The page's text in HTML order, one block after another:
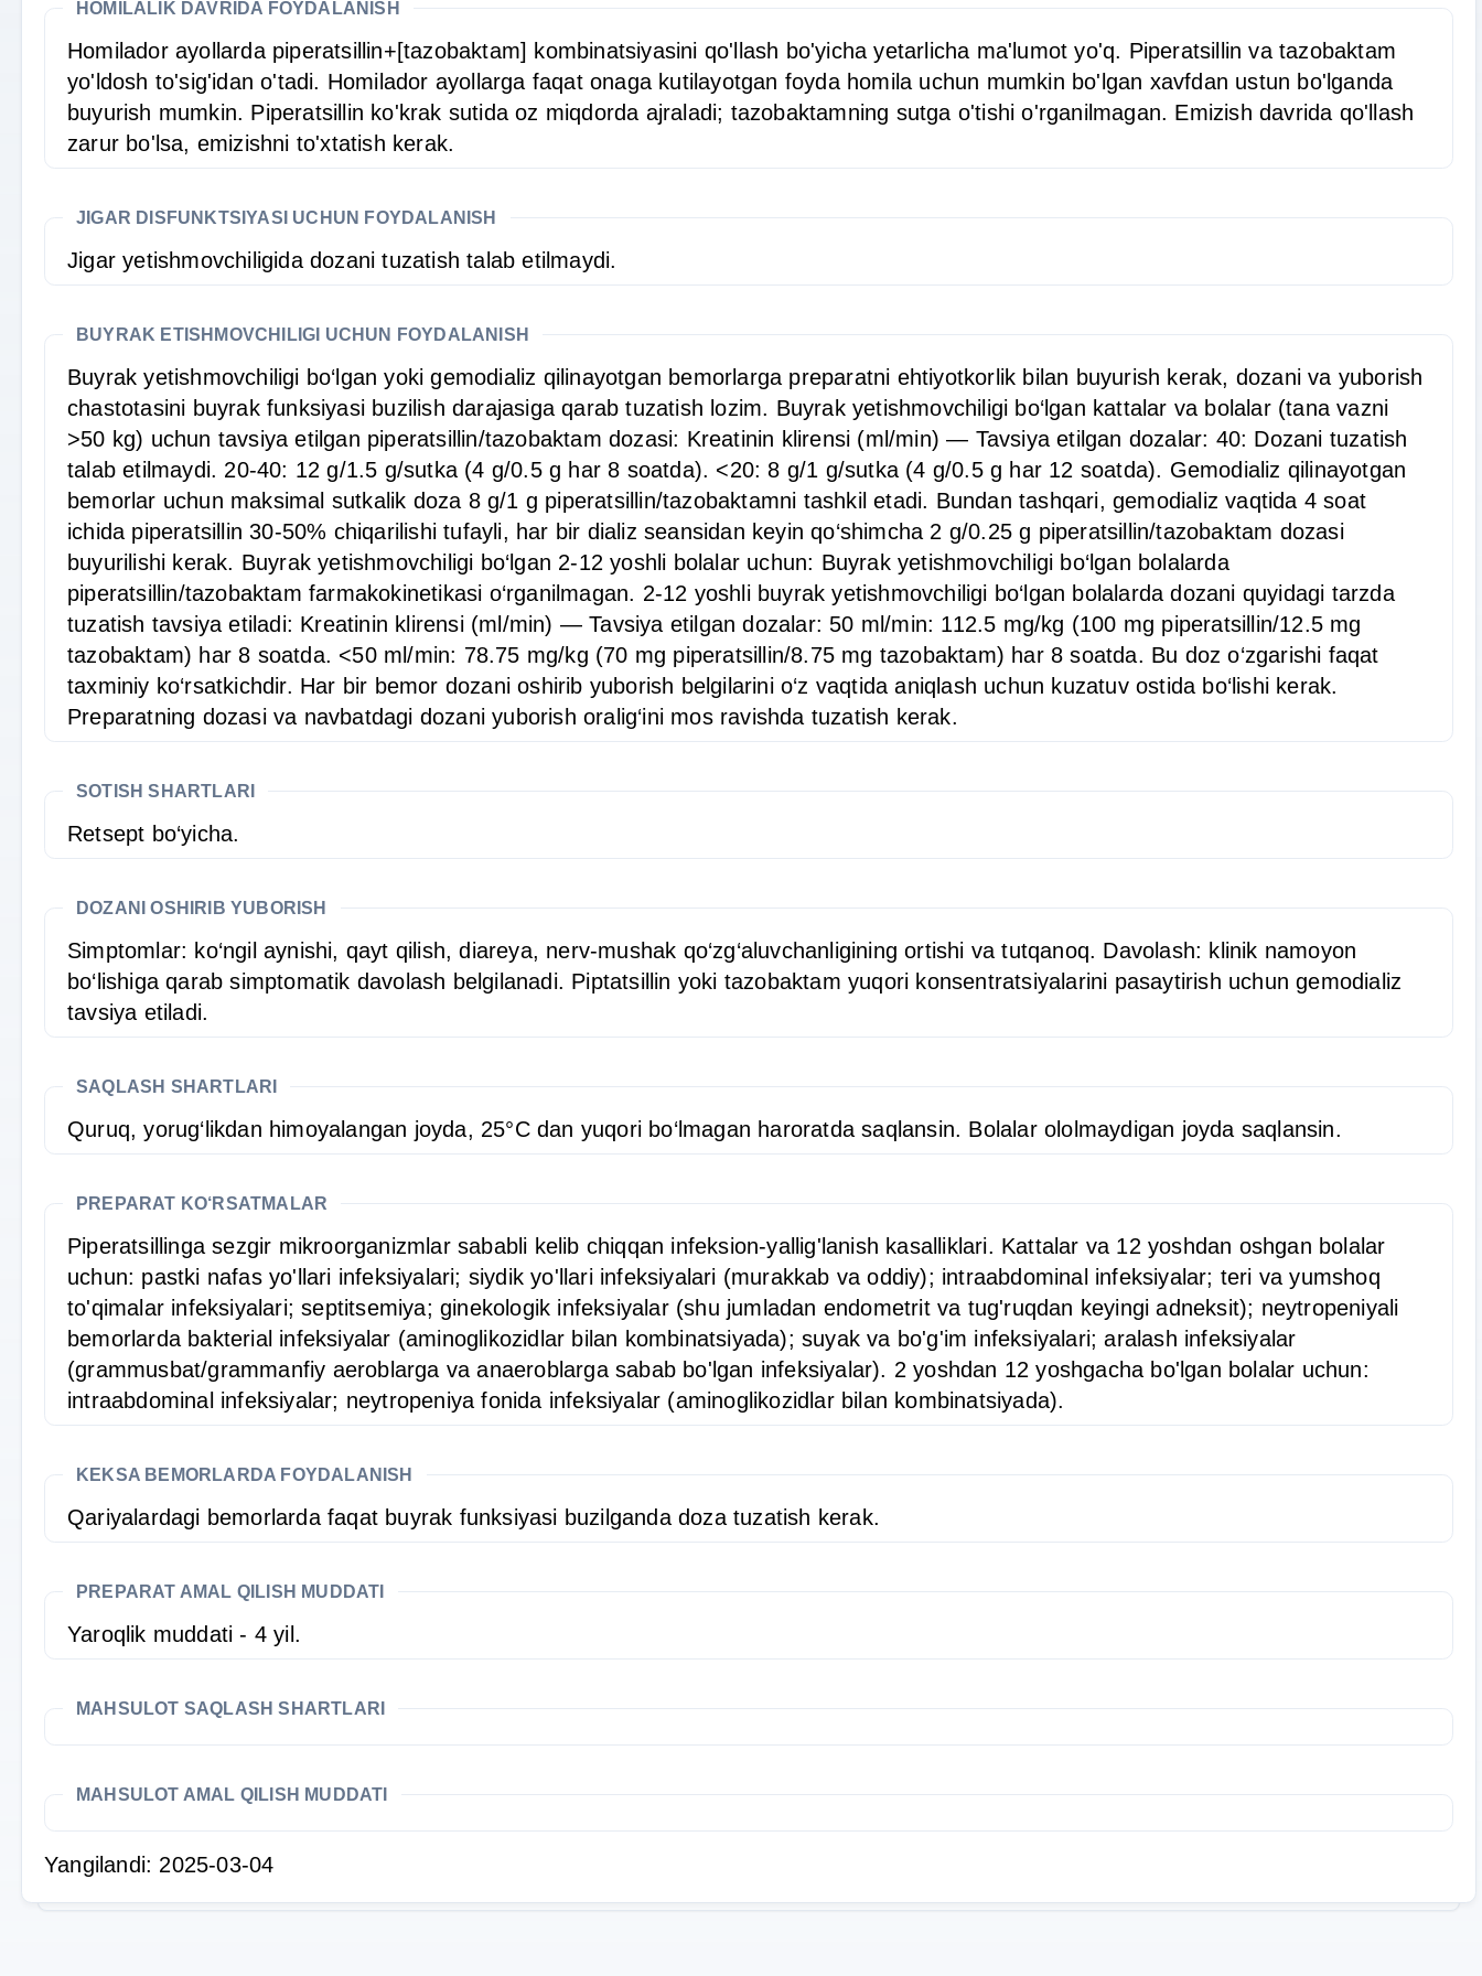
HOMILALIK DAVRIDA FOYDALANISH
Homilador ayollarda piperatsillin+[tazobaktam] kombinatsiyasini qo'llash bo'yicha yetarlicha ma'lumot yo'q. Piperatsillin va tazobaktam
yo'ldosh to'sig'idan o'tadi. Homilador ayollarga faqat onaga kutilayotgan foyda homila uchun mumkin bo'lgan xavfdan ustun bo'lganda
buyurish mumkin. Piperatsillin ko'krak sutida oz miqdorda ajraladi; tazobaktamning sutga o'tishi o'rganilmagan. Emizish davrida qo'llash
zarur bo'lsa, emizishni to'xtatish kerak.
JIGAR DISFUNKTSIYASI UCHUN FOYDALANISH
Jigar yetishmovchiligida dozani tuzatish talab etilmaydi.
BUYRAK ETISHMOVCHILIGI UCHUN FOYDALANISH
Buyrak yetishmovchiligi bo‘lgan yoki gemodializ qilinayotgan bemorlarga preparatni ehtiyotkorlik bilan buyurish kerak, dozani va yuborish
chastotasini buyrak funksiyasi buzilish darajasiga qarab tuzatish lozim. Buyrak yetishmovchiligi bo‘lgan kattalar va bolalar (tana vazni
>50 kg) uchun tavsiya etilgan piperatsillin/tazobaktam dozasi: Kreatinin klirensi (ml/min) — Tavsiya etilgan dozalar: 40: Dozani tuzatish
talab etilmaydi. 20-40: 12 g/1.5 g/sutka (4 g/0.5 g har 8 soatda). <20: 8 g/1 g/sutka (4 g/0.5 g har 12 soatda). Gemodializ qilinayotgan
bemorlar uchun maksimal sutkalik doza 8 g/1 g piperatsillin/tazobaktamni tashkil etadi. Bundan tashqari, gemodializ vaqtida 4 soat
ichida piperatsillin 30-50% chiqarilishi tufayli, har bir dializ seansidan keyin qo‘shimcha 2 g/0.25 g piperatsillin/tazobaktam dozasi
buyurilishi kerak. Buyrak yetishmovchiligi bo‘lgan 2-12 yoshli bolalar uchun: Buyrak yetishmovchiligi bo‘lgan bolalarda
piperatsillin/tazobaktam farmakokinetikasi o‘rganilmagan. 2-12 yoshli buyrak yetishmovchiligi bo‘lgan bolalarda dozani quyidagi tarzda
tuzatish tavsiya etiladi: Kreatinin klirensi (ml/min) — Tavsiya etilgan dozalar: 50 ml/min: 112.5 mg/kg (100 mg piperatsillin/12.5 mg
tazobaktam) har 8 soatda. <50 ml/min: 78.75 mg/kg (70 mg piperatsillin/8.75 mg tazobaktam) har 8 soatda. Bu doz o‘zgarishi faqat
taxminiy ko‘rsatkichdir. Har bir bemor dozani oshirib yuborish belgilarini o‘z vaqtida aniqlash uchun kuzatuv ostida bo‘lishi kerak.
Preparatning dozasi va navbatdagi dozani yuborish oralig‘ini mos ravishda tuzatish kerak.
SOTISH SHARTLARI
Retsept bo‘yicha.
DOZANI OSHIRIB YUBORISH
Simptomlar: ko‘ngil aynishi, qayt qilish, diareya, nerv-mushak qo‘zg‘aluvchanligining ortishi va tutqanoq. Davolash: klinik namoyon
bo‘lishiga qarab simptomatik davolash belgilanadi. Piptatsillin yoki tazobaktam yuqori konsentratsiyalarini pasaytirish uchun gemodializ
tavsiya etiladi.
SAQLASH SHARTLARI
Quruq, yorug‘likdan himoyalangan joyda, 25°C dan yuqori bo‘lmagan haroratda saqlansin. Bolalar ololmaydigan joyda saqlansin.
PREPARAT KO‘RSATMALAR
Piperatsillinga sezgir mikroorganizmlar sababli kelib chiqqan infeksion-yallig'lanish kasalliklari. Kattalar va 12 yoshdan oshgan bolalar
uchun: pastki nafas yo'llari infeksiyalari; siydik yo'llari infeksiyalari (murakkab va oddiy); intraabdominal infeksiyalar; teri va yumshoq
to'qimalar infeksiyalari; septitsemiya; ginekologik infeksiyalar (shu jumladan endometrit va tug'ruqdan keyingi adneksit); neytropeniyali
bemorlarda bakterial infeksiyalar (aminoglikozidlar bilan kombinatsiyada); suyak va bo'g'im infeksiyalari; aralash infeksiyalar
(grammusbat/grammanfiy aeroblarga va anaeroblarga sabab bo'lgan infeksiyalar). 2 yoshdan 12 yoshgacha bo'lgan bolalar uchun:
intraabdominal infeksiyalar; neytropeniya fonida infeksiyalar (aminoglikozidlar bilan kombinatsiyada).
KEKSA BEMORLARDA FOYDALANISH
Qariyalardagi bemorlarda faqat buyrak funksiyasi buzilganda doza tuzatish kerak.
PREPARAT AMAL QILISH MUDDATI
Yaroqlik muddati - 4 yil.
MAHSULOT SAQLASH SHARTLARI
MAHSULOT AMAL QILISH MUDDATI
Yangilandi: 2025-03-04